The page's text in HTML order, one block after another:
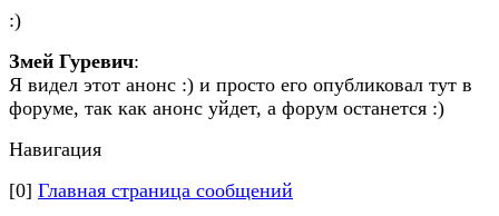
:)
Змей Гуревич:
Я видел этот анонс :) и просто его опубликовал тут в
форуме, так как анонс уйдет, а форум останется :)
Навигация
[0] Главная страница сообщений